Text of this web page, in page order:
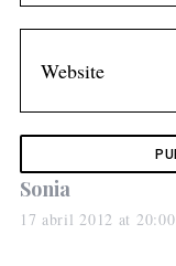
s
a
Sonia
17 abril 2012 at 20:00
r
h